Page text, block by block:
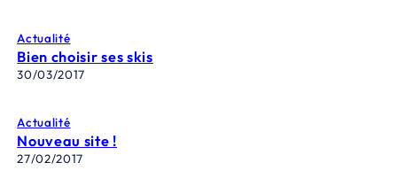
Actualité
Bien choisir ses skis
30/03/2017
Actualité
Nouveau site !
27/02/2017